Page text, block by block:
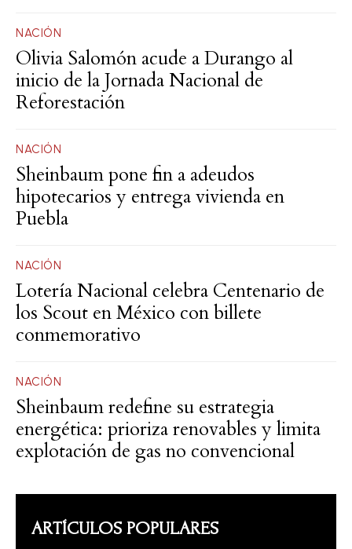
NACIÓN
Olivia Salomón acude a Durango al
inicio de la Jornada Nacional de
Reforestación
NACIÓN
Sheinbaum pone fin a adeudos
hipotecarios y entrega vivienda en
Puebla
NACIÓN
Lotería Nacional celebra Centenario de
los Scout en México con billete
conmemorativo
NACIÓN
Sheinbaum redefine su estrategia
energética: prioriza renovables y limita
explotación de gas no convencional
ARTÍCULOS POPULARES